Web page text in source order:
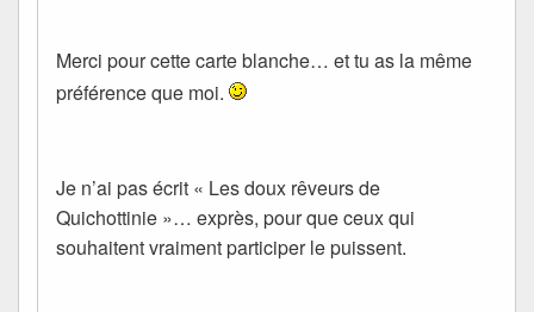
Merci pour cette carte blanche… et tu as la même
préférence que moi.
Je n’ai pas écrit « Les doux rêveurs de
Quichottinie »… exprès, pour que ceux qui
souhaitent vraiment participer le puissent.